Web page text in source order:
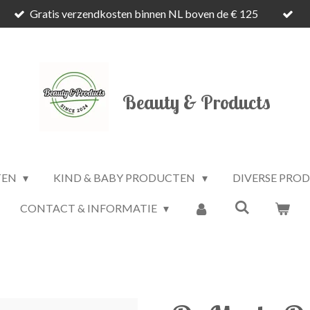
Gratis verzendkosten binnen NL boven de € 125
Beauty & Products
KIND & BABY PRODUCTEN DIVERSE
CONTACT & INFORMATIE